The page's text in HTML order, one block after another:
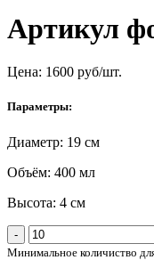
Артикул
Цена: 1600 руб/шт.
Параметры:
Диаметр: 19 см
Объём: 400 мл
Высота: 4 см
-
Минимальное количиство